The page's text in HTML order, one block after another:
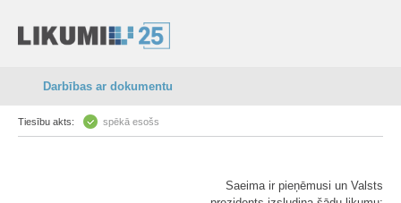
Darbības ar dokumentu
Tiesību akts: spēkā esošs
Saeima ir pieņēmusi un Valsts